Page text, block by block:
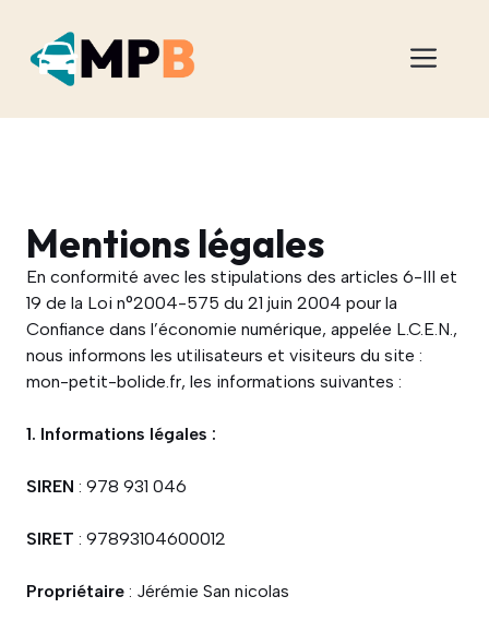
contenu
Mentions légales
En conformité avec les stipulations des articles 6-III et
19 de la Loi n°2004-575 du 21 juin 2004 pour la
Confiance dans l’économie numérique, appelée L.C.E.N.,
nous informons les utilisateurs et visiteurs du site :
mon-petit-bolide.fr, les informations suivantes :
1. Informations légales :
SIREN : 978 931 046
SIRET : 97893104600012
Propriétaire : Jérémie San nicolas